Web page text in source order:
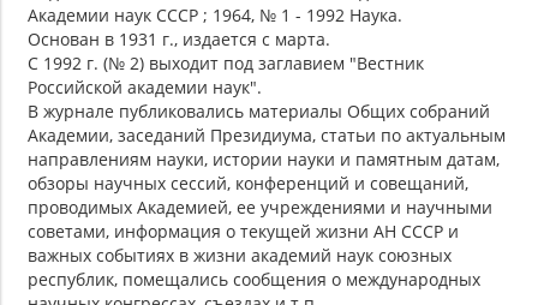
Академии наук СССР ; 1964, № 1 - 1992 Наука.
Основан в 1931 г., издается с марта.
С 1992 г. (№ 2) выходит под заглавием "Вестник
Российской академии наук".
В журнале публиковались материалы Общих собраний
Академии, заседаний Президиума, статьи по актуальным
направлениям науки, истории науки и памятным датам,
обзоры научных сессий, конференций и совещаний,
проводимых Академией, ее учреждениями и научными
советами, информация о текущей жизни АН СССР и
важных событиях в жизни академий наук союзных
республик, помещались сообщения о международных